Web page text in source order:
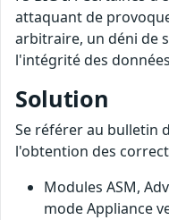
attaquant de
arbitraire, un déni de
l'intégrité des
Solution
Se référer au bulletin
l'obtention des
Modules ASM,
mode Appliance